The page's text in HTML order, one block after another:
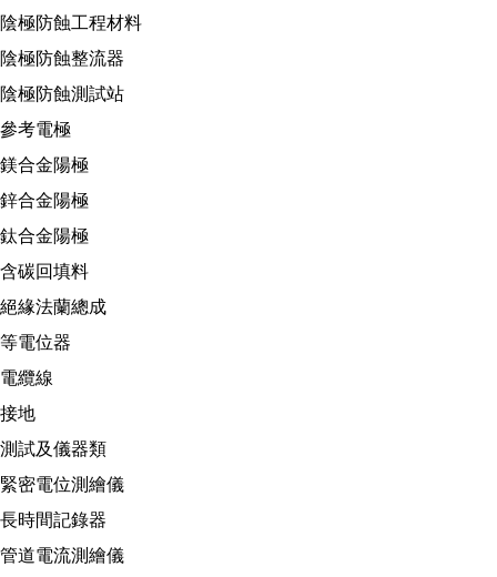
陰極防蝕工程材料
陰極防蝕整流器
陰極防蝕測試站
參考電極
鎂合金陽極
鋅合金陽極
鈦合金陽極
含碳回填料
絕緣法蘭總成
等電位器
電纜線
接地
測試及儀器類
緊密電位測繪儀
長時間記錄器
管道電流測繪儀